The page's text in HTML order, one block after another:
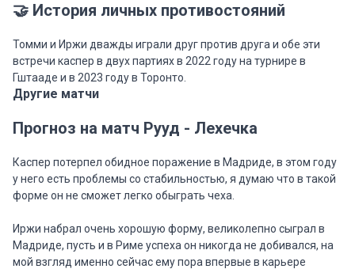
🤝 История личных противостояний
Томми и Иржи дважды играли друг против друга и обе эти
встречи каспер в двух партиях в 2022 году на турнире в
Гштааде и в 2023 году в Торонто.
Другие матчи
Прогноз на матч Рууд - Лехечка
Каспер потерпел обидное поражение в Мадриде, в этом году
у него есть проблемы со стабильностью, я думаю что в такой
форме он не сможет легко обыграть чеха.
Иржи набрал очень хорошую форму, великолепно сыграл в
Мадриде, пусть и в Риме успеха он никогда не добивался, на
мой взгляд именно сейчас ему пора впервые в карьере